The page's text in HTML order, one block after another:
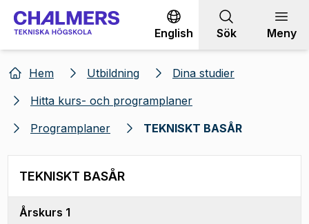
Gå till innehållet
English Sök Meny
Hem Utbildning
Dina studier
Hitta kurs- och programplaner
Programplaner
TEKNISKT BASÅR
TEKNISKT BASÅR
Årskurs 1